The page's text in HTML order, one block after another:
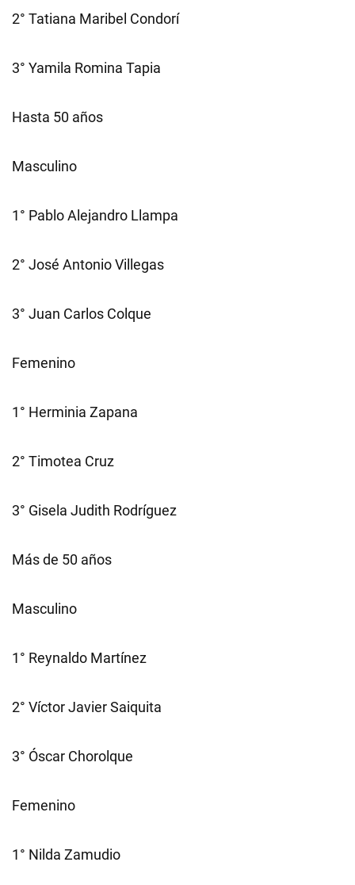
2° Tatiana Maribel Condorí
3° Yamila Romina Tapia
Hasta 50 años
Masculino
1° Pablo Alejandro Llampa
2° José Antonio Villegas
3° Juan Carlos Colque
Femenino
1° Herminia Zapana
2° Timotea Cruz
3° Gisela Judith Rodríguez
Más de 50 años
Masculino
1° Reynaldo Martínez
2° Víctor Javier Saiquita
3° Óscar Chorolque
Femenino
1° Nilda Zamudio